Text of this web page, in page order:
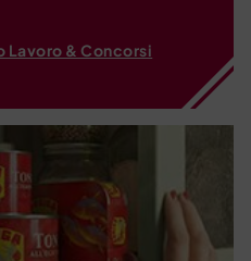
Lavoro & Concorsi